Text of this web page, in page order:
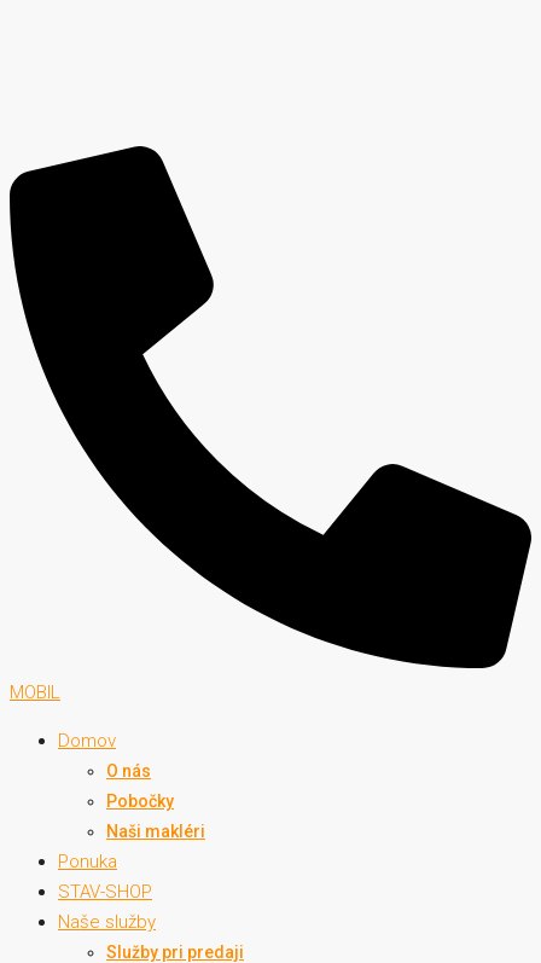
MOBIL
Domov
O nás
Pobočky
Naši makléri
Ponuka
STAV-SHOP
Naše služby
Služby pri predaji